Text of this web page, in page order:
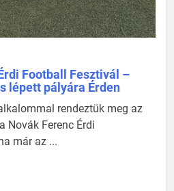
Football Fesztivál –
lépett pályára Érden
rendeztük meg az
Novák Ferenc Érdi
már az ...